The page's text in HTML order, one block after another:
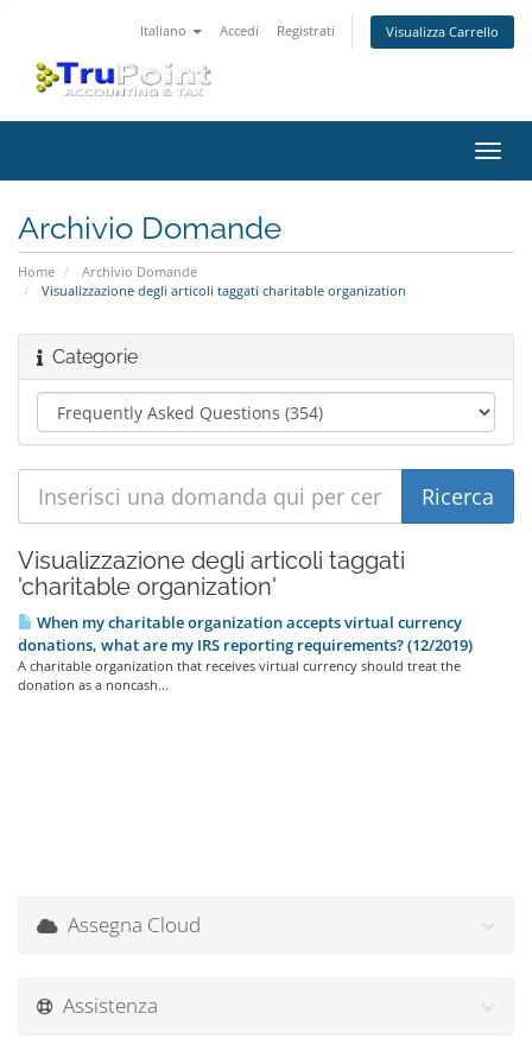
Italiano Accedi Registrati Visualizza Carrello
Attiva
Archivio Domande
Home
Archivio Domande
Visualizzazione degli articoli taggati charitable organization
Categorie
Visualizzazione degli articoli taggati
'charitable organization'
When my charitable organization accepts virtual currency
donations, what are my IRS reporting requirements? (12/2019)
A charitable organization that receives virtual currency should treat the
donation as a noncash...
Assegna Cloud
Assistenza